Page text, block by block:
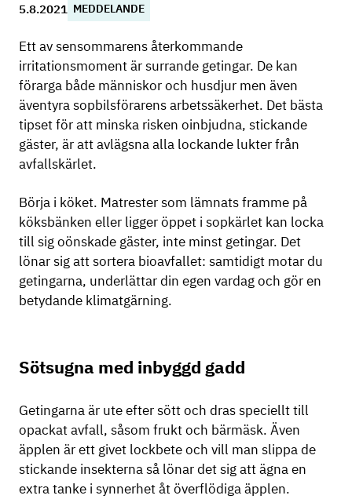
5.8.2021 MEDDELANDE
Ett av sensommarens återkommande
irritationsmoment är surrande getingar. De kan
förarga både människor och husdjur men även
äventyra sopbilsförarens arbetssäkerhet. Det bästa
tipset för att minska risken oinbjudna, stickande
gäster, är att avlägsna alla lockande lukter från
avfallskärlet.
Börja i köket. Matrester som lämnats framme på
köksbänken eller ligger öppet i sopkärlet kan locka
till sig oönskade gäster, inte minst getingar. Det
lönar sig att sortera bioavfallet: samtidigt motar du
getingarna, underlättar din egen vardag och gör en
betydande klimatgärning.
Sötsugna med inbyggd gadd
Getingarna är ute efter sött och dras speciellt till
opackat avfall, såsom frukt och bärmäsk. Även
äpplen är ett givet lockbete och vill man slippa de
stickande insekterna så lönar det sig att ägna en
extra tanke i synnerhet åt överflödiga äpplen.